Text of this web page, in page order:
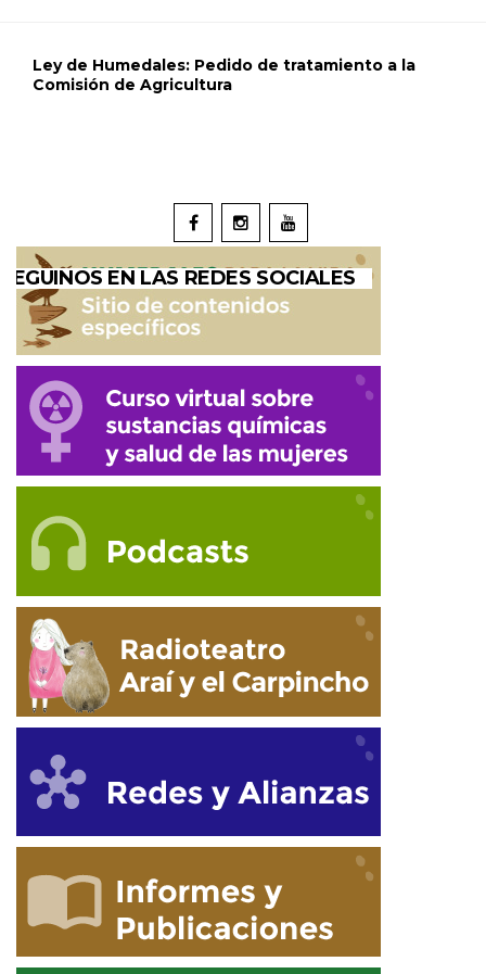
Ley de Humedales: Pedido de tratamiento a la
Comisión de Agricultura
SEGUINOS EN LAS REDES SOCIALES